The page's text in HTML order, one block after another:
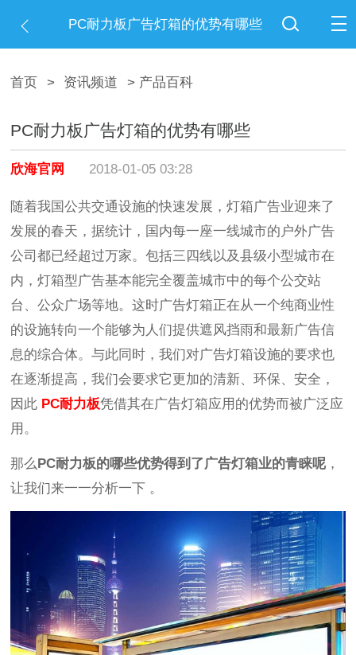
PC耐力板广告灯箱的优势有哪些
首页 > 资讯频道 > 产品百科
PC耐力板广告灯箱的优势有哪些
欣海官网 2018-01-05 03:28
随着我国公共交通设施的快速发展，灯箱广告业迎来了
发展的春天，据统计 ， 国内每一座一线城市的户外广告
公司都已经超过万家。包括三四线以及县级小型城市在
内，灯箱型广告基本能完全覆盖城市中的每个公交站
台、公众广场等地。这时广告灯箱正在从一个纯商业性
的设施转向一个能够为人们提供遮风挡雨和最新广告信
息的综合体。与此同时，我们对广告灯箱设施的要求也
在逐渐提高，我们会要求它更加的清新、环保、安全，
因此 PC耐力板凭借其在广告灯箱应用的优势而被广泛应
用 。
那么PC耐力板的哪些优势得到了广告灯箱业的青睐呢 ，
让我们来一一分析一下 。